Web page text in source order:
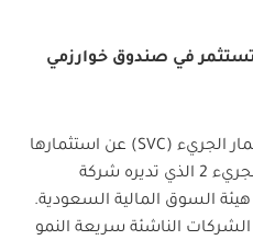
في صندوق خوارزمي
أعلنت الشركة السعودية للاستثمار الجريء (SVC) عن استثمارها
في صندوق خوارزمي للاستثمار الجريء 2 الذي تديره شركة
السوق المالية السعودية.
الناشئة سريعة النمو